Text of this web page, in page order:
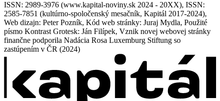
ISSN: 2989-3976 (www.kapital-noviny.sk 2024 - 20XX), ISSN:
2585-7851 (kultúrno-spoločenský mesačník, Kapitál 2017-2024),
Web dizajn: Peter Pozník, Kód web stránky: Juraj Mydla, Použité
písmo Kontrast Grotesk: Ján Filípek, Vznik novej webovej stránky
finančne podporila Nadácia Rosa Luxemburg Stiftung so
zastúpením v ČR (2024)